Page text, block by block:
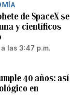
de SpaceX se
y científicos
las 3:47 p.m.
40 años: así
en